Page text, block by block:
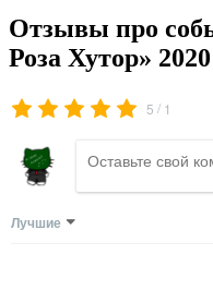
Отзывы про
Роза Хутор» 2020
5 / 1
Лучшие